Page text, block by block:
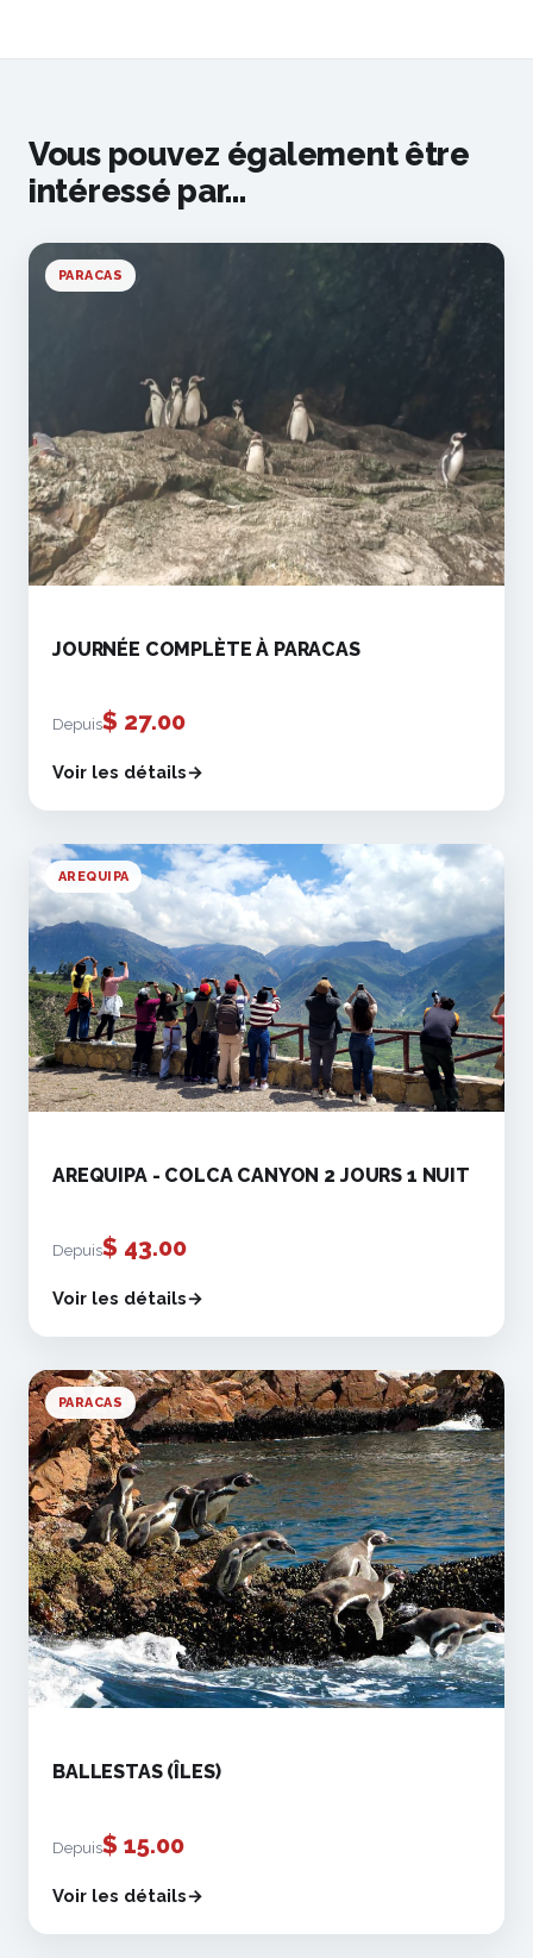
Vous pouvez également être
intéressé par...
PARACAS
JOURNÉE COMPLÈTE À PARACAS
Depuis$ 27.00
Voir les détails
AREQUIPA
AREQUIPA - COLCA CANYON 2 JOURS 1 NUIT
Depuis$ 43.00
Voir les détails
PARACAS
BALLESTAS (ÎLES)
Depuis$ 15.00
Voir les détails